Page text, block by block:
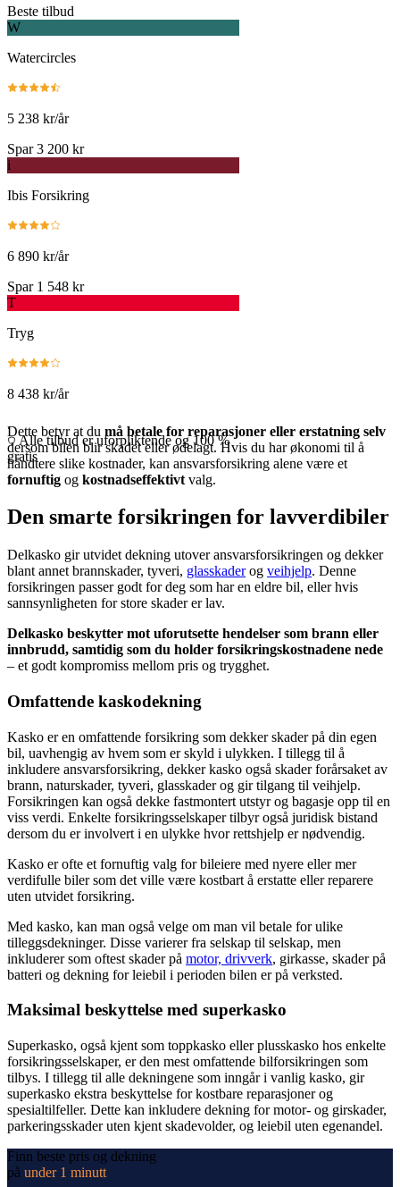
Beste tilbud
W
Watercircles
5 238 kr/år
Spar 3 200 kr
i
Ibis Forsikring
6 890 kr/år
Spar 1 548 kr
T
Tryg
8 438 kr/år
.
Alle tilbud er uforpliktende og 100 %
gratis
Dette betyr at du må betale for reparasjoner eller erstatning selv
dersom bilen blir skadet eller ødelagt. Hvis du har økonomi til å
håndtere slike kostnader, kan ansvarsforsikring alene være et
fornuftig og kostnadseffektivt valg.
Den smarte forsikringen for lavverdibiler
Delkasko gir utvidet dekning utover ansvarsforsikringen og dekker
blant annet brannskader, tyveri, glasskaderog veihjelp. Denne
forsikringen passer godt for deg som har en eldre bil, eller hvis
sannsynligheten for store skader er lav.
Delkasko beskytter mot uforutsette hendelser som brann eller
innbrudd, samtidig som du holder forsikringskostnadene nede
– et godt kompromiss mellom pris og trygghet.
Omfattende kaskodekning
Kasko er en omfattende forsikring som dekker skader på din egen
bil, uavhengig av hvem som er skyld i ulykken. I tillegg til å
inkludere ansvarsforsikring, dekker kasko også skader forårsaket av
brann, naturskader, tyveri, glasskader og gir tilgang til veihjelp.
Forsikringen kan også dekke fastmontert utstyr og bagasje opp til en
viss verdi. Enkelte forsikringsselskaper tilbyr også juridisk bistand
dersom du er involvert i en ulykke hvor rettshjelp er nødvendig.
Kasko er ofte et fornuftig valg for bileiere med nyere eller mer
verdifulle biler som det ville være kostbart å erstatte eller reparere
uten utvidet forsikring.
Med kasko, kan man også velge om man vil betale for ulike
tilleggsdekninger. Disse varierer fra selskap til selskap, men
inkluderer som oftest skader på motor, drivverk, girkasse, skader på
batteri og dekning for leiebil i perioden bilen er på verksted.
Maksimal beskyttelse med superkasko
Superkasko, også kjent som toppkasko eller plusskasko hos enkelte
forsikringsselskaper, er den mest omfattende bilforsikringen som
tilbys. I tillegg til alle dekningene som inngår i vanlig kasko, gir
superkasko ekstra beskyttelse for kostbare reparasjoner og
spesialtilfeller. Dette kan inkludere dekning for motor- og girskader,
parkeringsskader uten kjent skadevolder, og leiebil uten egenandel.
Finn beste pris og dekning
på under 1 minutt